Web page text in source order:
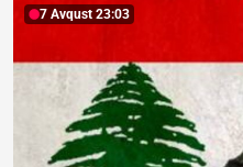
7 Avqust 23:03